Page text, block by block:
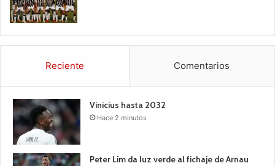
Reciente Comentarios
Vinicius hasta 2032
Hace 2 minutos
Peter Lim da luz verde al fichaje de Arnau